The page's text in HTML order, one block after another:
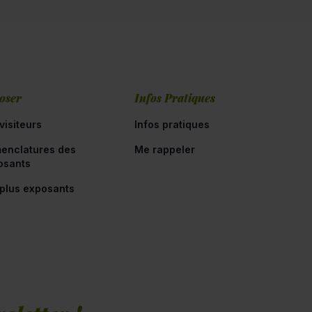
des
exposants
Infos Pratiques
Infos pratiques
Me rappeler